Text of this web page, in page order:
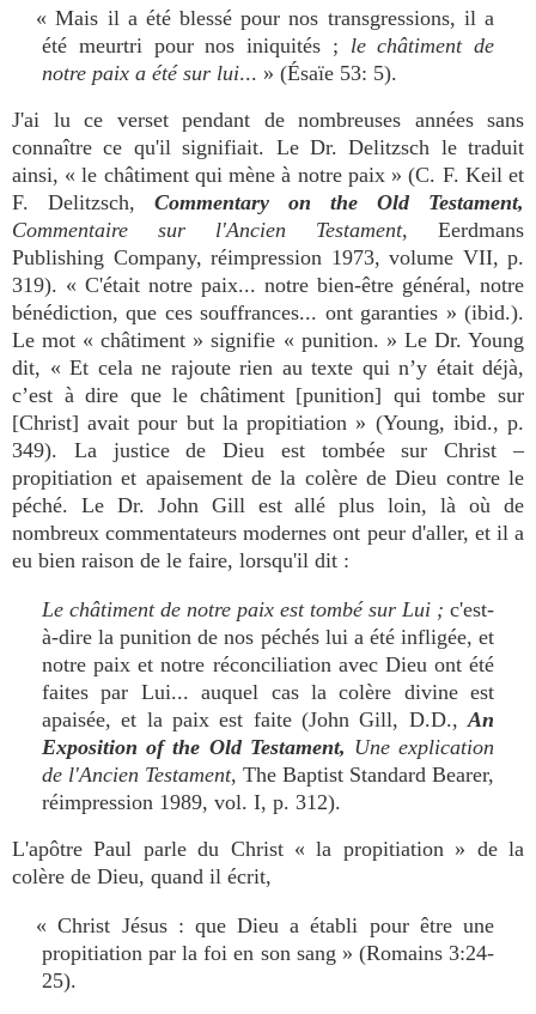
« Mais il a été blessé pour nos transgressions, il a
été meurtri pour nos iniquités ; le châtiment de
notre paix a été sur lui... » (Ésaïe 53: 5).
J'ai lu ce verset pendant de nombreuses années sans
connaître ce qu'il signifiait. Le Dr. Delitzsch le traduit
ainsi, « le châtiment qui mène à notre paix » (C. F. Keil et
F. Delitzsch, Commentary on the Old Testament,
Commentaire sur l'Ancien Testament, Eerdmans
Publishing Company, réimpression 1973, volume VII, p.
319). « C'était notre paix... notre bien-être général, notre
bénédiction, que ces souffrances... ont garanties » (ibid.).
Le mot « châtiment » signifie « punition. » Le Dr. Young
dit, « Et cela ne rajoute rien au texte qui n’y était déjà,
c’est à dire que le châtiment [punition] qui tombe sur
[Christ] avait pour but la propitiation » (Young, ibid., p.
349). La justice de Dieu est tombée sur Christ –
propitiation et apaisement de la colère de Dieu contre le
péché. Le Dr. John Gill est allé plus loin, là où de
nombreux commentateurs modernes ont peur d'aller, et il a
eu bien raison de le faire, lorsqu'il dit :
Le châtiment de notre paix est tombé sur Lui ; c'est-
à-dire la punition de nos péchés lui a été infligée, et
notre paix et notre réconciliation avec Dieu ont été
faites par Lui... auquel cas la colère divine est
apaisée, et la paix est faite (John Gill, D.D.,An
Exposition of the Old Testament, Une explication
de l'Ancien Testament, The Baptist Standard Bearer,
réimpression 1989, vol. I, p. 312).
L'apôtre Paul parle du Christ « la propitiation » de la
colère de Dieu, quand il écrit,
« Christ Jésus : que Dieu a établi pour être une
propitiation par la foi en son sang » (Romains 3:24-
25).